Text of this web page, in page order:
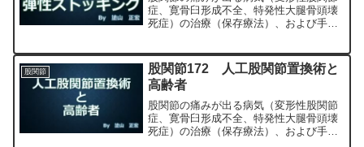
症、寛骨臼形成不全、特発性大腿骨頭壊
死症）の治療（保存療法）、および手術
科専門医（人工関節手術を専門）の塗山
正宏が色々と説明します。
股関節
股関節172 人工股関節置換術と
高齢者
股関節の痛みが出る病気（変形性股関節
症、寛骨臼形成不全、特発性大腿骨頭壊
死症）の治療（保存療法）、および手術